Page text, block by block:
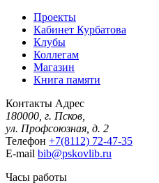
Проекты
Кабинет Курбатова
Клубы
Коллегам
Магазин
Книга памяти
Контакты Адрес
180000, г. Псков,
ул. Профсоюзная, д. 2
Телефон +7(8112) 72-47-35
E-mail bib@pskovlib.ru
Часы работы